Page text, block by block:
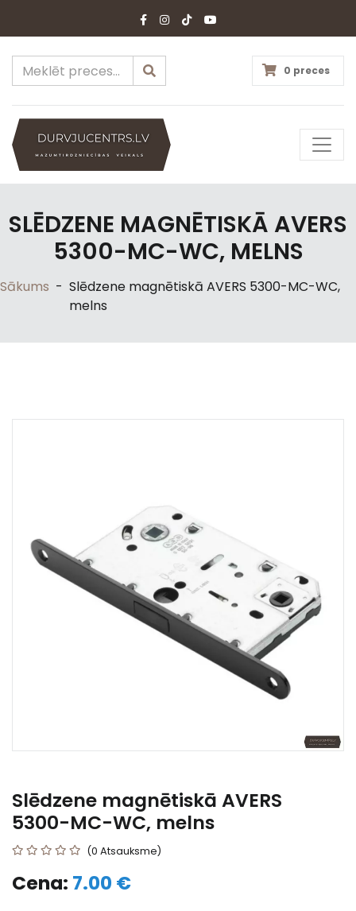
0 preces
SLĒDZENE MAGNĒTISKĀ AVERS
5300-MC-WC, MELNS
Sākums - Slēdzene magnētiskā AVERS 5300-MC-WC,
melns
Slēdzene magnētiskā AVERS
5300-MC-WC, melns
(0 Atsauksme)
Cena: 7.00 €